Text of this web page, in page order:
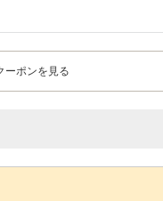
ーポンを見る
Pick Up